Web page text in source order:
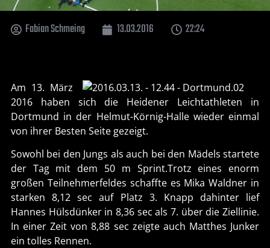
Fabian Schmeing 13.03.2016 22:24
Am 13. März
2016 haben sich die Heidener Leichtathleten in
Dortmund in der Helmut-Körnig-Halle wieder einmal
von ihrer Besten Seite gezeigt.
Sowohl bei den Jungs als auch bei den Mädels startete
der Tag mit dem 50 m Sprint.Trotz eines enorm
großen Teilnehmerfeldes schaffte es Mika Waldner in
starken 8,12 sec auf Platz 3. Knapp dahinter lief
Hannes Hülsdünker in 8,36 sec als 7. über die Ziellinie.
In einer Zeit von 8,88 sec zeigte auch Matthes Junker
ein tolles Rennen.